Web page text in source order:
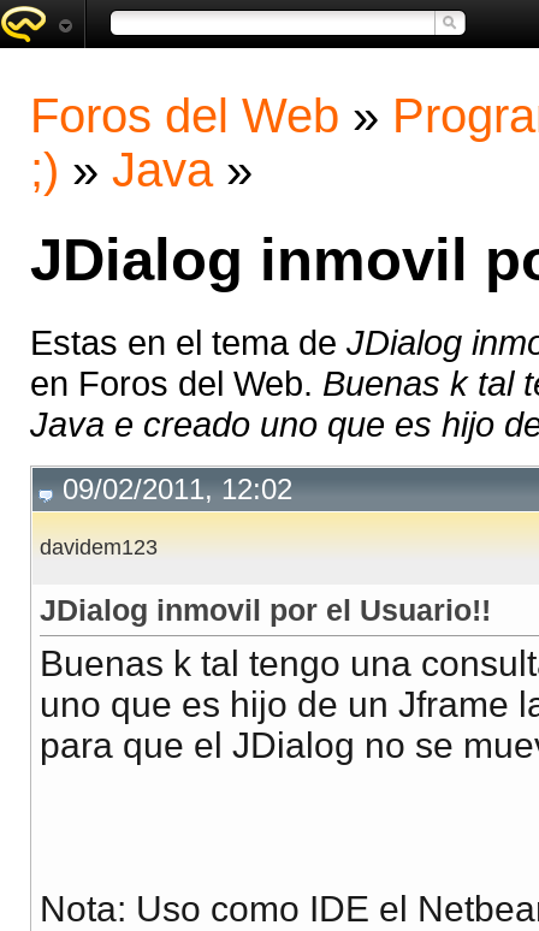
Foros del Web »
;) » Java »
JDialog inmovil
Estas en el tema de JDialog
en Foros del Web. Buenas k tal
Java e creado uno que es hijo
09/02/2011, 12:02
davidem123
JDialog inmovil por el Usuario!!
Buenas k tal tengo una
uno que es hijo de un Jframe
para que el JDialog no se
Nota: Uso como IDE el